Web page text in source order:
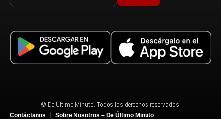
© De Último Minuto. Todos los derechos reservados.
Contáctanos
Sobre Nosotros – De Último Minuto